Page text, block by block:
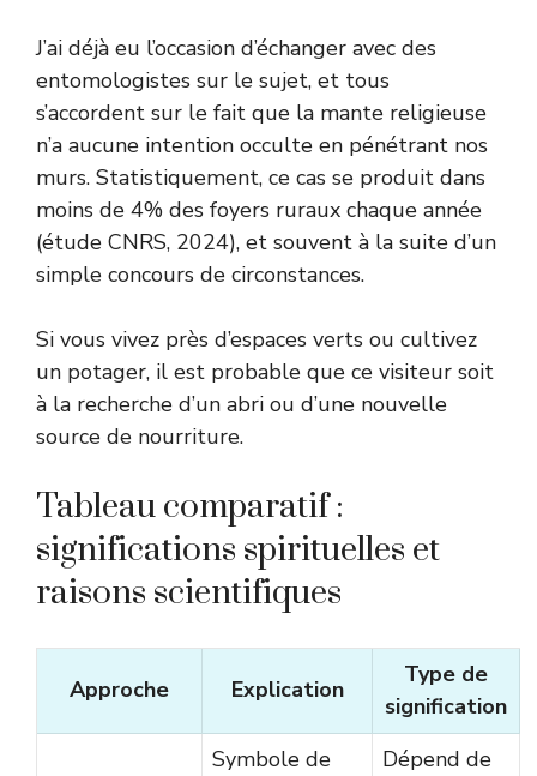
J’ai déjà eu l’occasion d’échanger avec des
entomologistes sur le sujet, et tous
s’accordent sur le fait que la mante religieuse
n’a aucune intention occulte en pénétrant nos
murs. Statistiquement, ce cas se produit dans
moins de 4% des foyers ruraux chaque année
(étude CNRS, 2024), et souvent à la suite d’un
simple concours de circonstances.
Si vous vivez près d’espaces verts ou cultivez
un potager, il est probable que ce visiteur soit
à la recherche d’un abri ou d’une nouvelle
source de nourriture.
Tableau comparatif :
significations spirituelles et
raisons scientifiques
Approche Explication
Type de
signification
Symbole de
Dépend de